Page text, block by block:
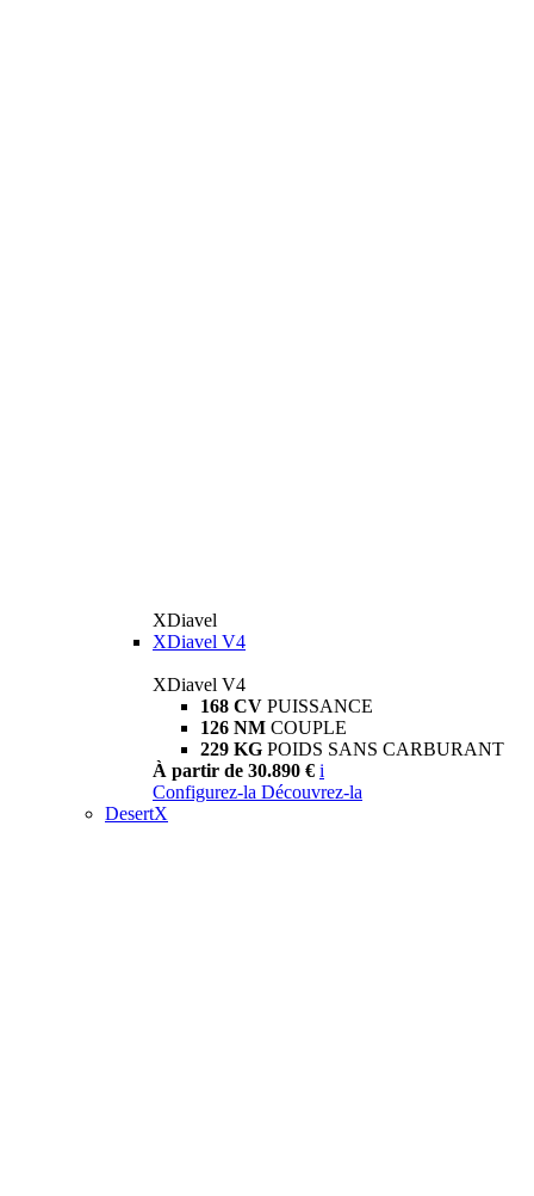
XDiavel
XDiavel V4
XDiavel V4
168 CV PUISSANCE
126 NM COUPLE
229 KG POIDS SANS CARBURANT
À partir de 30.890 € i
Configurez-la Découvrez-la
DesertX